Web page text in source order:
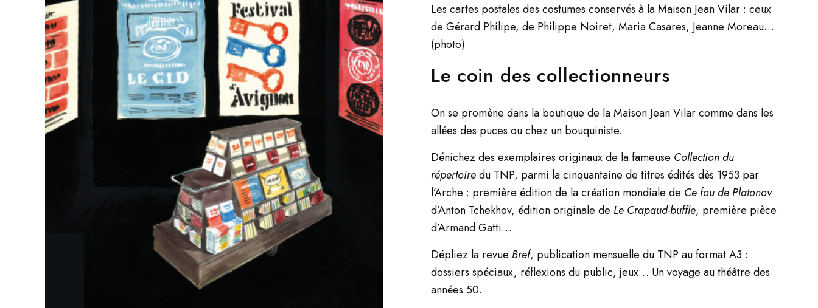
Les cartes postales des costumes conservés à la Maison Jean Vilar : ceux
de Gérard Philipe, de Philippe Noiret, Maria Casares, Jeanne Moreau…
(photo)
Le coin des collectionneurs
On se promène dans la boutique de la Maison Jean Vilar comme dans les
allées des puces ou chez un bouquiniste.
Dénichez des exemplaires originaux de la fameuse Collection du
répertoiredu TNP, parmi la cinquantaine de titres édités dès 1953 par
l’Arche : première édition de la création mondiale de Ce fou de Platonov
d’Anton Tchekhov, édition originale de Le Crapaud-buffle, première pièce
d’Armand Gatti…
Dépliez la revue Bref, publication mensuelle du TNP au format A3 :
dossiers spéciaux, réflexions du public, jeux… Un voyage au théâtre des
années 50.